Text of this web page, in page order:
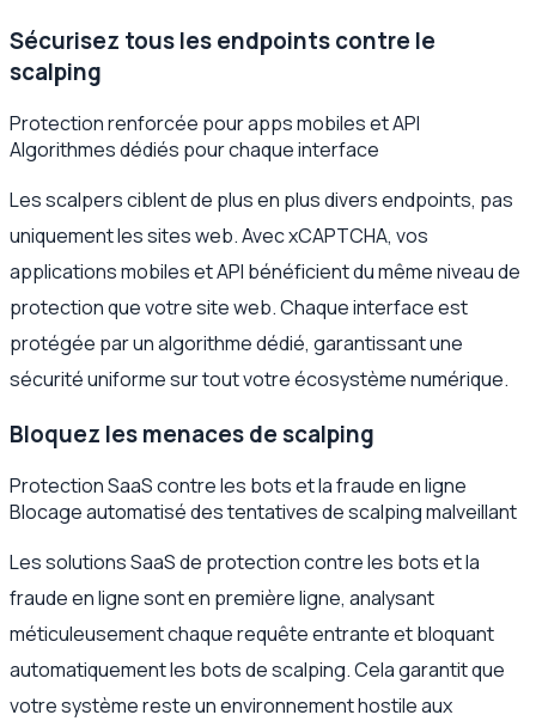
Sécurisez tous les endpoints contre le
scalping
Protection renforcée pour apps mobiles et API
Algorithmes dédiés pour chaque interface
Les scalpers ciblent de plus en plus divers endpoints, pas
uniquement les sites web. Avec xCAPTCHA, vos
applications mobiles et API bénéficient du même niveau de
protection que votre site web. Chaque interface est
protégée par un algorithme dédié, garantissant une
sécurité uniforme sur tout votre écosystème numérique.
Bloquez les menaces de scalping
Protection SaaS contre les bots et la fraude en ligne
Blocage automatisé des tentatives de scalping malveillant
Les solutions SaaS de protection contre les bots et la
fraude en ligne sont en première ligne, analysant
méticuleusement chaque requête entrante et bloquant
automatiquement les bots de scalping. Cela garantit que
votre système reste un environnement hostile aux